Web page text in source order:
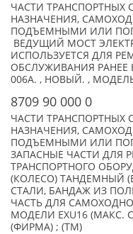
ЧАСТИ
НАЗНАЧЕНИЯ,
ПОДЪЕМНЫМИ ИЛИ
ВЕДУЩИЙ МОСТ
ИСПОЛЬЗУЕТСЯ ДЛЯ
ОБСЛУЖИВАНИЯ РАНЕЕ
006А. , НОВЫЙ. ,
8709 90 000 0
ЧАСТИ
НАЗНАЧЕНИЯ,
ПОДЪЕМНЫМИ ИЛИ
ЗАПАСНЫЕ ЧАСТИ ДЛЯ
ТРАНСПОРТНОГО
(КОЛЕСО) ТАНДЕМНЫЙ
СТАЛИ, БАНДАЖ ИЗ
ЧАСТЬ ДЛЯ
МОДЕЛИ EXU16 (МАКС.
(ФИРМА) ; (TM)